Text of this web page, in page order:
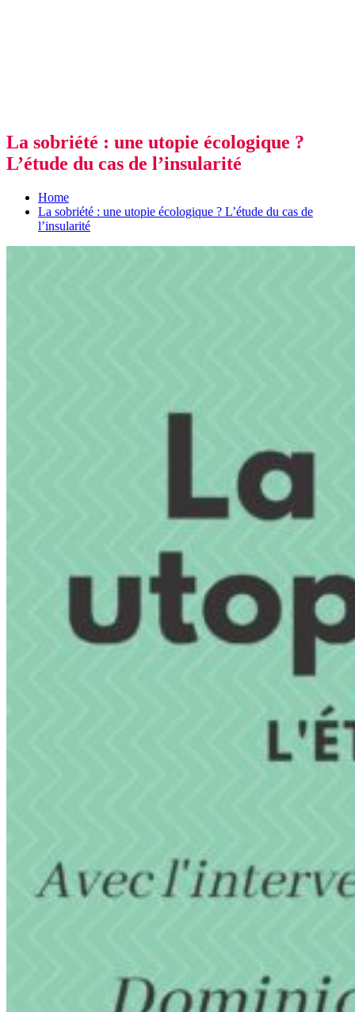
La sobriété : une utopie écologique ?
L’étude du cas de l’insularité
Home
La sobriété : une utopie écologique ? L’étude du cas de
l’insularité